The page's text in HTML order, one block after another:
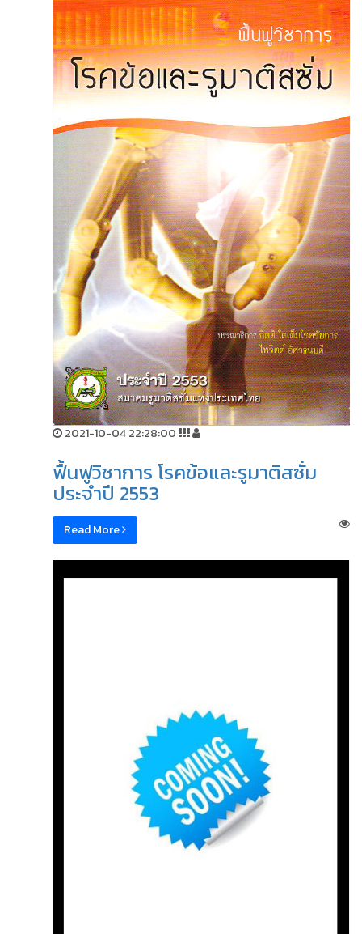
2021-10-04 22:28:00
ฟื้นฟูวิชาการ โรคข้อและรูมาติสซั่ม
ประจำปี 2553
Read More